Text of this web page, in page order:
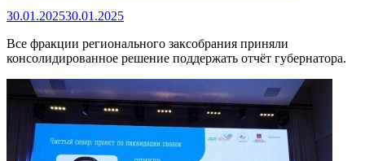
30.01.202530.01.2025
Все фракции регионального заксобрания приняли
консолидированное решение поддержать отчёт губернатора.